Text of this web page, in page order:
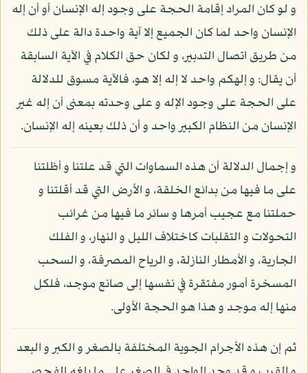
و لو كان المراد إقامة الحجة على وجود إله الإنسان أو أن إله
الإنسان واحد لما كان الجميع إلا آية واحدة دالة على ذلك
من طريق اتصال التدبير، و لكان حق الكلام في الآية السابقة
أن يقال: و إلهكم واحد لا إله إلا هو، فالآية مسوق للدلالة
على الحجة على وجود الإله و على وحدته بمعنى أن إله غير
الإنسان من النظام الكبير واحد و أن ذلك بعينه إله الإنسان.
و إجمال الدلالة أن هذه السماوات التي قد علتنا و أظلتنا
على ما فيها من بدائع الخلقة، و الأرض التي قد أقلتنا و
حملتنا مع عجيب أمرها و سائر ما فيها من غرائب
التحولات و التقلبات كاختلاف الليل و النهار، و الفلك
الجارية، و الأمطار النازلة، و الرياح المصرفة، و السحب
المسخرة أمور مفتقرة في نفسها إلى صانع موجد، فلكل
منها إله موجد و هذا هو الحجة الأولى.
ثم إن هذه الأجرام الجوية المختلفة بالصغر و الكبر و البعد